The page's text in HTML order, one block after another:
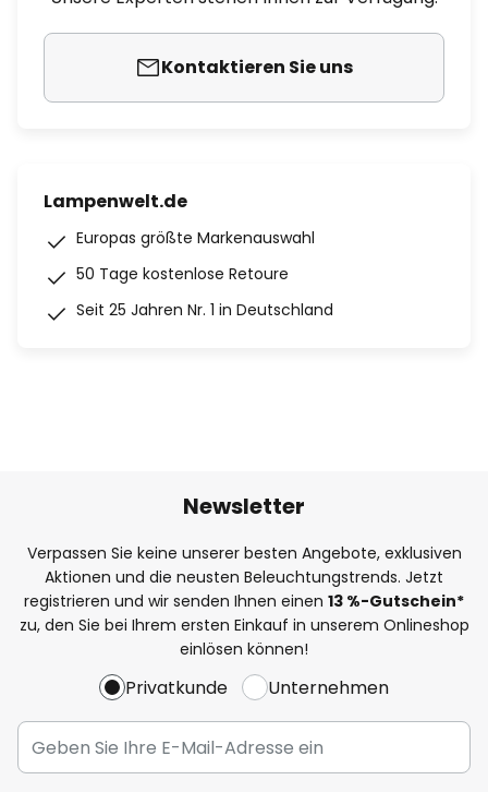
Kontaktieren Sie uns
Lampenwelt.de
Europas größte Markenauswahl
50 Tage kostenlose Retoure
Seit 25 Jahren Nr. 1 in Deutschland
Newsletter
Verpassen Sie keine unserer besten Angebote, exklusiven
Aktionen und die neusten Beleuchtungstrends. Jetzt
registrieren und wir senden Ihnen einen 13 %-Gutschein*
zu, den Sie bei Ihrem ersten Einkauf in unserem Onlineshop
einlösen können!
Privatkunde Unternehmen